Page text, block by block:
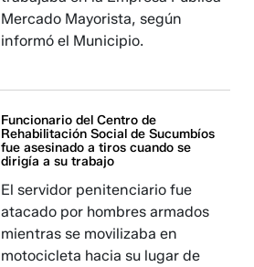
Mercado Mayorista, según
informó el Municipio.
Funcionario del Centro de
Rehabilitación Social de Sucumbíos
fue asesinado a tiros cuando se
dirigía a su trabajo
El servidor penitenciario fue
atacado por hombres armados
mientras se movilizaba en
motocicleta hacia su lugar de